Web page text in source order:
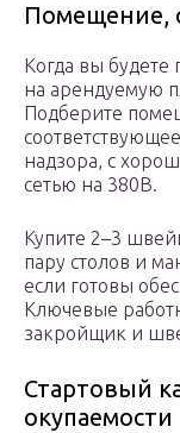
Помещение,
Когда вы будете
на арендуемую
Подберите
надзора, с
сетью на 380В.
Купите 2–3
пару столов и
если готовы
Ключевые
закройщик и
Стартовый
окупаемости